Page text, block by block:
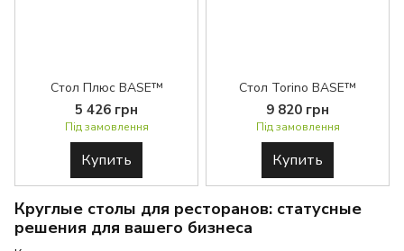
Стол Плюс BASE™
5 426 грн
Під замовлення
Купить
Стол Torino BASE™
9 820 грн
Під замовлення
Купить
Круглые столы для ресторанов: статусные
решения для вашего бизнеса